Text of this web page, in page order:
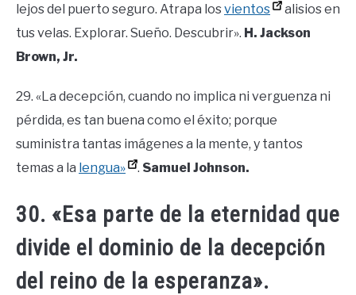
lejos del puerto seguro. Atrapa losvientos
alisios en
tus velas. Explorar. Sueño. Descubrir». H. Jackson
Brown, Jr.
29. «La decepción, cuando no implica ni verguenza ni
pérdida, es tan buena como el éxito; porque
suministra tantas imágenes a la mente, y tantos
temas a la lengua» . Samuel Johnson.
30. «Esa parte de la eternidad que
divide el dominio de la decepción
del reino de la esperanza».